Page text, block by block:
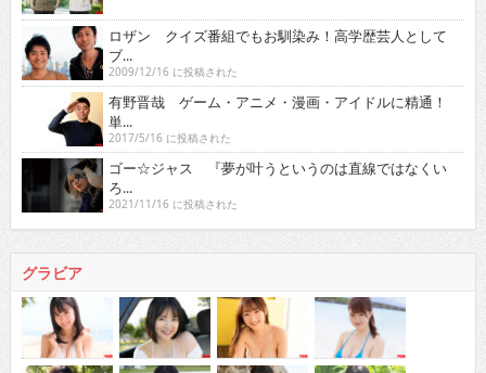
ロザン クイズ番組でもお馴染み！高学歴芸人として
ブ...
2009/12/16 に投稿された
有野晋哉 ゲーム・アニメ・漫画・アイドルに精通！
単...
2017/5/16 に投稿された
ゴー☆ジャス 『夢が叶うというのは直線ではなくい
ろ...
2021/11/16 に投稿された
グラビア